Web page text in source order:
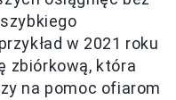
w 2021 roku
zbiórkową, która
na pomoc ofiarom